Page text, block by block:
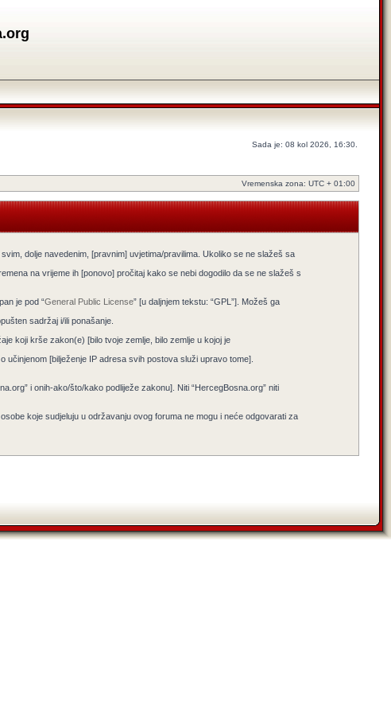
Sada je: 08 kol 2026, 16:30.
Vremenska zona: UTC + 01:00
dolje navedenim, [pravnim] uvjetima/pravilima. Ukoliko se ne slažeš sa
na vrijeme ih [ponovo] pročitaj kako se nebi dogodilo da se ne slažeš s
je pod “General Public License” [u daljnjem tekstu: “GPL”]. Možeš ga
sadržaj i/ili ponašanje.
koji krše zakon(e) [bilo tvoje zemlje, bilo zemlje u kojoj je
učinjenom [bilježenje IP adresa svih postova služi upravo tome].
i onih-ako/što/kako podliježe zakonu]. Niti “HercegBosna.org” niti
koje sudjeluju u održavanju ovog foruma ne mogu i neće odgovarati za